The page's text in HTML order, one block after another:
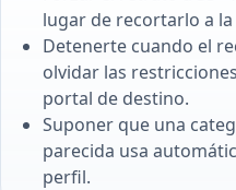
lugar de recortarlo a
Detenerte cuando el
olvidar las
portal de destino.
Suponer que una
parecida usa
perfil.